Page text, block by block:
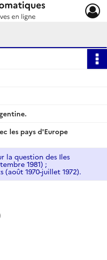
les pays d'Europe
la question des Iles
1981) ;
1970-juillet 1972).